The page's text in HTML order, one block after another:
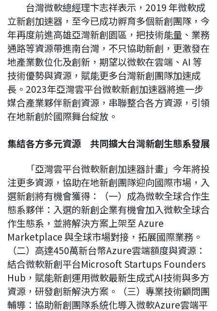
台灣微軟總經理卞志祥表示，2019 年微軟成
立新創加速器，至今已成功孵育多個新創團隊，今
年再度前進高雄亞灣新創園區，把技術能量、業務
通路等資源帶進南台灣，不只協助新創，更激發在
地產業數位化及創新，期望以微軟在雲端、AI 等
技術優勢與資源，賦能更多台灣新創團隊加速成
長。2023年亞灣雲平台微軟新創加速器將進一步
媒合產業夥伴新創資源，串聯整合各方資源，引領
在地新創於國際舞台綻放。
集結各方多元資源 共同擴大台灣新創生態系發展
「亞灣雲平台微軟新創加速器計畫」今年將投
注更多資源，協助在地新創團隊迎向國際市場，入
選新創將有機會獲得：（一）成為微軟全球合作生
態系夥伴：入選的新創企業有機會加入微軟全球合
作生態系，並將解決方案上架至 Azure
Marketplace 與全球市場對接，拓展國際業務。
（二）高達450萬新台幣Azure雲端額度與資源：
結合微軟新創平台Microsoft Startups Founders
Hub，賦能新創運用微軟最新生成式AI技術與多方
資源，研發創新解決方案。（三）專業技術顧問團
輔導：協助新創團隊系統化導入微軟Azure雲端平